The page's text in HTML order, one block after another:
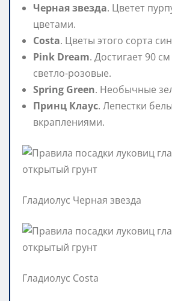
Черная звезда. Цветет
цветами.
Costa. Цветы этого сорта
Pink Dream. Достигает 90
светло-розовые.
Spring Green. Необычные
Принц Клаус. Лепестки
вкраплениями.
Гладиолус Черная звезда
Гладиолус Costa